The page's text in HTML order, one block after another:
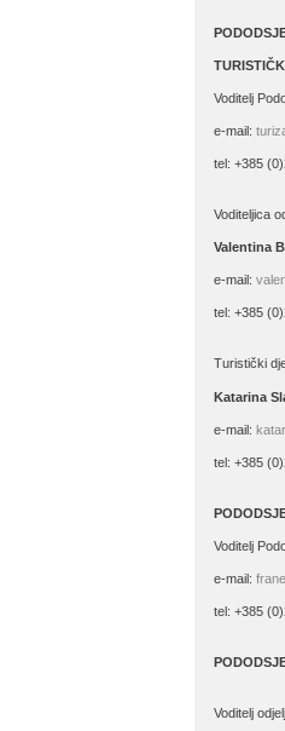
Voditelj
e-mail:
tel: +385
Voditeljica
Valentina
e-mail:
tel: +385
Turistički
Katarina
e-mail:
tel: +385
Voditelj
e-mail:
tel: +385
Voditelj